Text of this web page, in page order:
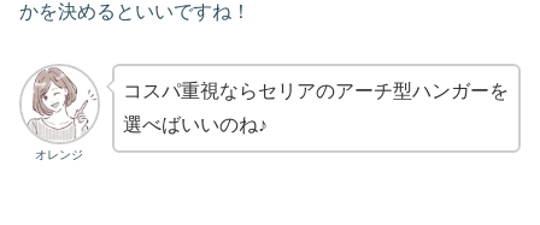
かを決めるといいですね！
オレンジ
コスパ重視ならセリアのアーチ型ハンガーを
選べばいいのね♪